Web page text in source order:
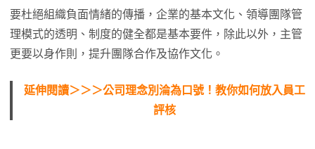
要杜絕組織負面情緒的傳播，企業的基本文化、領導團隊管
理模式的透明、制度的健全都是基本要件，除此以外，主管
更要以身作則，提升團隊合作及協作文化。
延伸閱讀＞＞＞公司理念別淪為口號！教你如何放入員工
評核